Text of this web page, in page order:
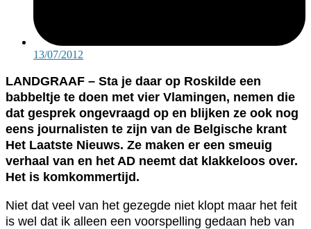
13/07/2012
LANDGRAAF – Sta je daar op Roskilde een
babbeltje te doen met vier Vlamingen, nemen die
dat gesprek ongevraagd op en blijken ze ook nog
eens journalisten te zijn van de Belgische krant
Het Laatste Nieuws. Ze maken er een smeuig
verhaal van en het AD neemt dat klakkeloos over.
Het is komkommertijd.
Niet dat veel van het gezegde niet klopt maar het feit
is wel dat ik alleen een voorspelling gedaan heb van